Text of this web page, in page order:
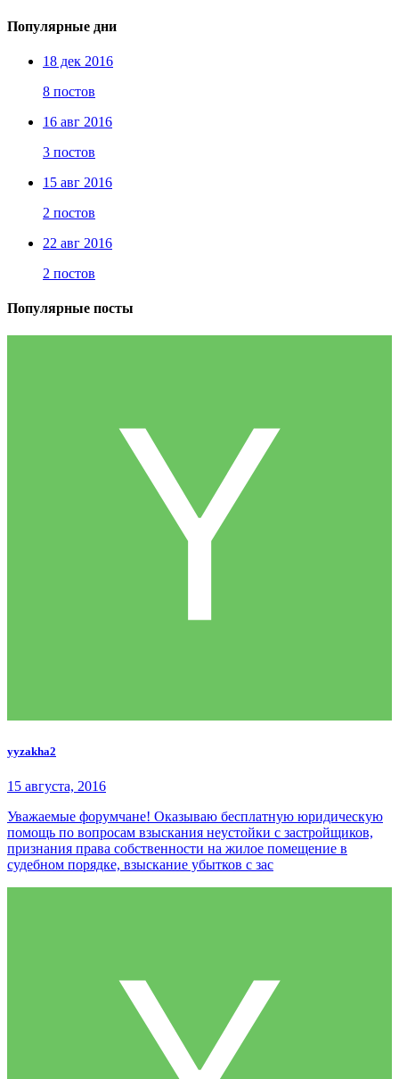
Популярные дни
18 дек 2016
8 постов
16 авг 2016
3 постов
15 авг 2016
2 постов
22 авг 2016
2 постов
Популярные посты
yyzakha2
15 августа, 2016
Уважаемые форумчане! Оказываю бесплатную юридическую
помощь по вопросам взыскания неустойки с застройщиков,
признания права собственности на жилое помещение в
судебном порядке, взыскание убытков с зас